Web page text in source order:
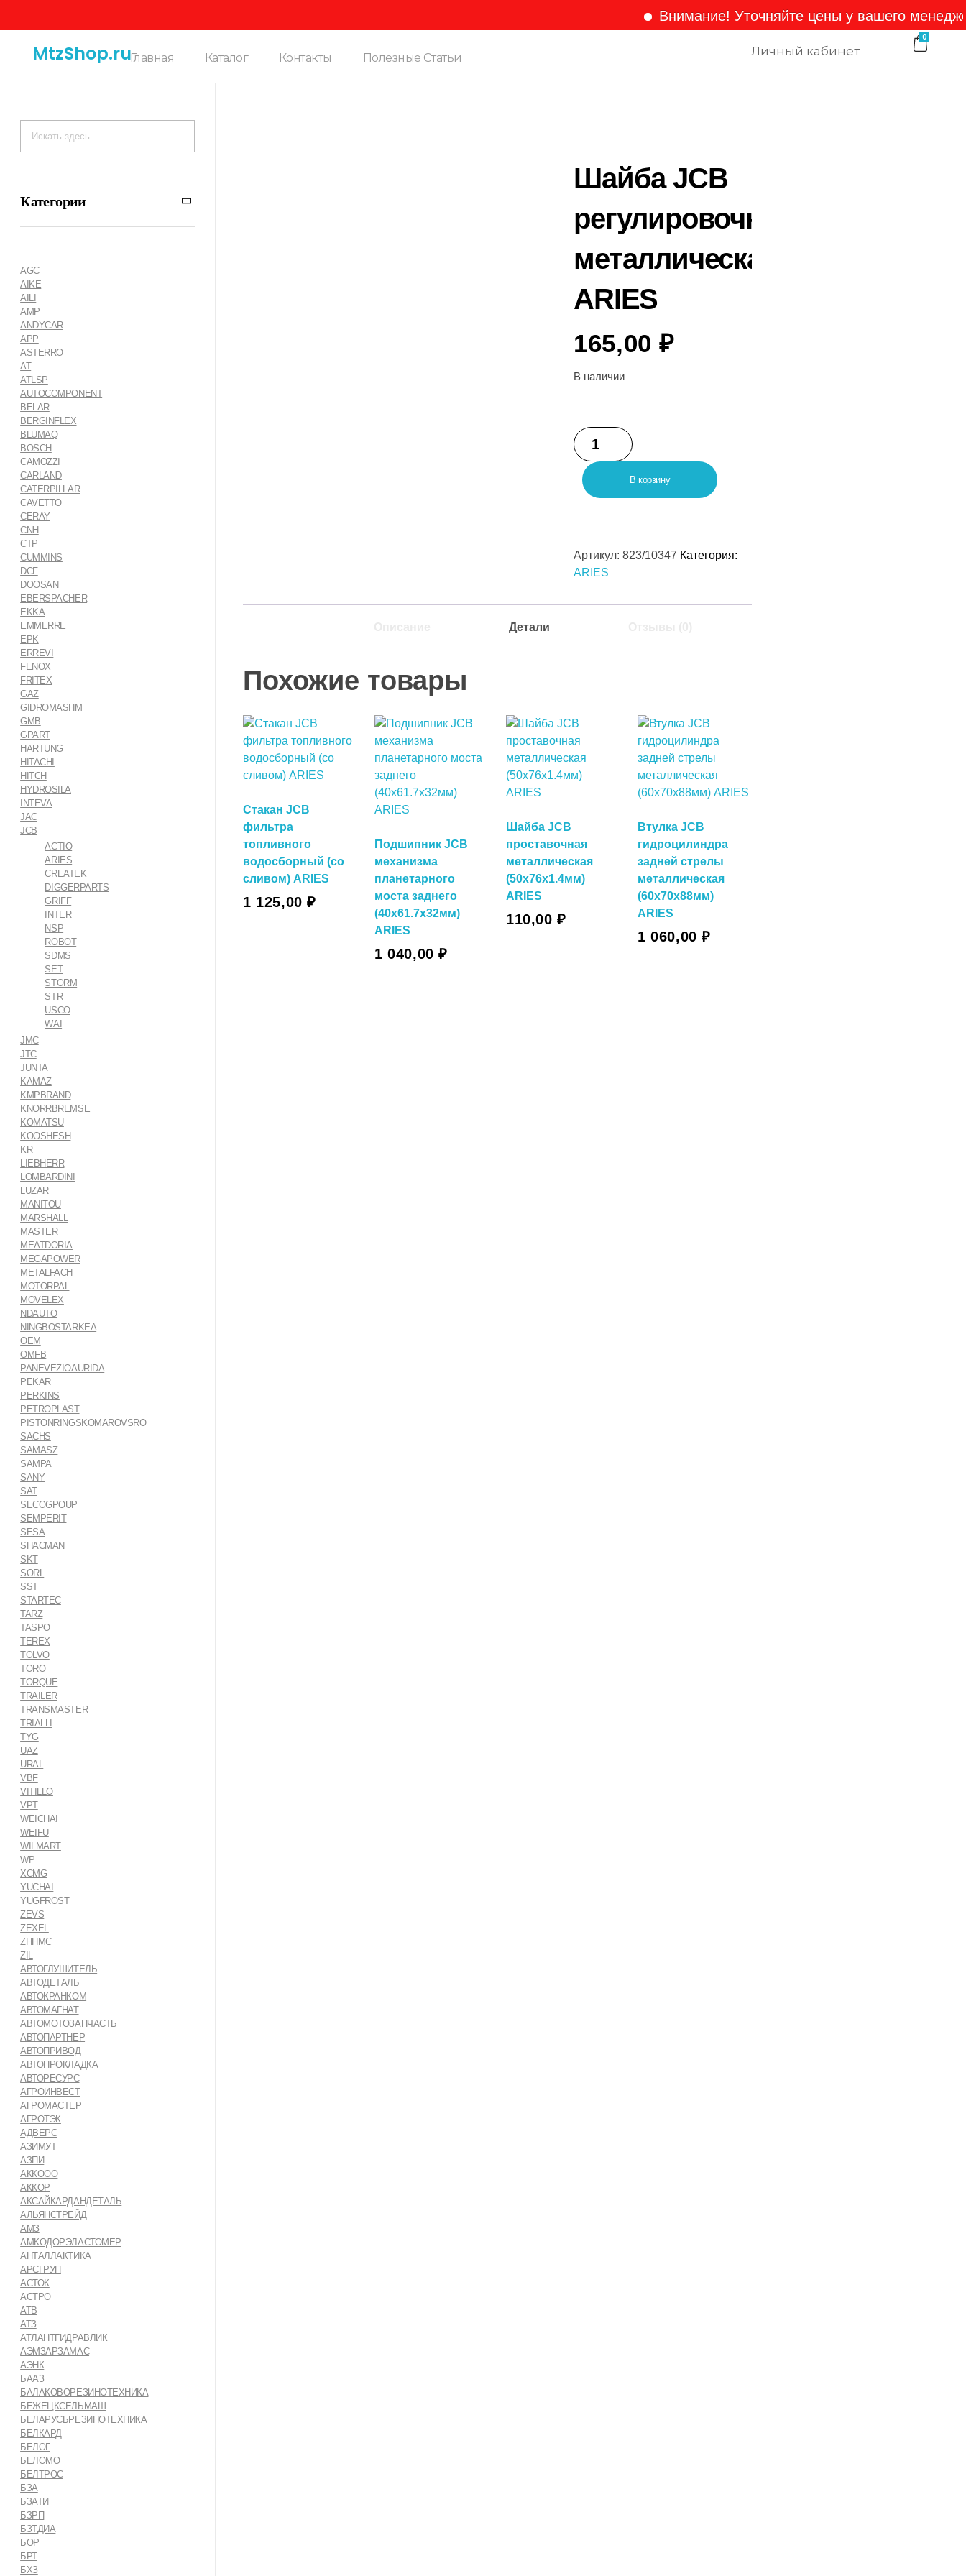
Внимание! Уточняйте цены у вашего менеджера!
MtzShop.ruГлавная Каталог Контакты Полезные Статьи Личный кабинет
0
Шайба JCB
регулировочная
металлическая
ARIES
165,00₽
В наличии
В корзину
Артикул:823/10347 Категория:
ARIES
Детали
Похожие товары
Стакан JCB
фильтра
топливного
водосборный (со
сливом) ARIES
1 125,00₽
Подшипник JCB
механизма
планетарного
моста заднего
(40х61.7х32мм)
ARIES
1 040,00₽
Шайба JCB
проставочная
металлическая
(50х76х1.4мм)
ARIES
110,00₽
В Корзину
Втулка JCB
гидроцилиндра
задней стрелы
металлическая
(60х70х88мм)
ARIES
1 060,00₽
В Корзину
Категории
AGC
AIKE
AILI
AMP
ANDYCAR
APP
ASTERRO
AT
ATLSP
AUTOCOMPONENT
BELAR
BERGINFLEX
BLUMAQ
BOSCH
CAMOZZI
CARLAND
CATERPILLAR
CAVETTO
CERAY
CNH
CTP
CUMMINS
DCF
DOOSAN
EBERSPACHER
EKKA
EMMERRE
EPK
ERREVI
FENOX
FRITEX
GAZ
GIDROMASHM
GMB
GPART
HARTUNG
HITACHI
HITCH
HYDROSILA
INTEVA
JAC
JCB
ACTIO
ARIES
CREATEK
DIGGERPARTS
GRIFF
INTER
NSP
ROBOT
SDMS
SET
STORM
STR
USCO
WAI
JMC
JTC
JUNTA
KAMAZ
KMPBRAND
KNORRBREMSE
KOMATSU
KOOSHESH
KR
LIEBHERR
LOMBARDINI
LUZAR
MANITOU
MARSHALL
MASTER
MEATDORIA
MEGAPOWER
METALFACH
MOTORPAL
MOVELEX
NDAUTO
NINGBOSTARKEA
OEM
OMFB
PANEVEZIOAURIDA
PEKAR
PERKINS
PETROPLAST
PISTONRINGSKOMAROVSRO
SACHS
SAMASZ
SAMPA
SANY
SAT
SECOGPOUP
SEMPERIT
SESA
SHACMAN
SKT
SORL
SST
STARTEC
TARZ
TASPO
TEREX
TOLVO
TORO
TORQUE
TRAILER
TRANSMASTER
TRIALLI
TYG
UAZ
URAL
VBF
VITILLO
VPT
WEICHAI
WEIFU
WILMART
WP
XCMG
YUCHAI
YUGFROST
ZEVS
ZEXEL
ZHHMC
ZIL
АВТОГЛУШИТЕЛЬ
АВТОДЕТАЛЬ
АВТОКРАНКОМ
АВТОМАГНАТ
АВТОМОТОЗАПЧАСТЬ
АВТОПАРТНЕР
АВТОПРИВОД
АВТОПРОКЛАДКА
АВТОРЕСУРС
АГРОИНВЕСТ
АГРОМАСТЕР
АГРОТЭК
АДВЕРС
АЗИМУТ
АЗПИ
АККООО
АККОР
АКСАЙКАРДАНДЕТАЛЬ
АЛЬЯНСТРЕЙД
АМЗ
АМКОДОРЭЛАСТОМЕР
АНТАЛЛАКТИКА
АРСГРУП
АСТОК
АСТРО
АТВ
АТЗ
АТЛАНТГИДРАВЛИК
АЭМЗАРЗАМАС
АЭНК
БААЗ
БАЛАКОВОРЕЗИНОТЕХНИКА
БЕЖЕЦКСЕЛЬМАШ
БЕЛАРУСЬРЕЗИНОТЕХНИКА
БЕЛКАРД
БЕЛОГ
БЕЛОМО
БЕЛТРОС
БЗА
БЗАТИ
БЗРП
БЗТДИА
БОР
БРТ
БХЗ